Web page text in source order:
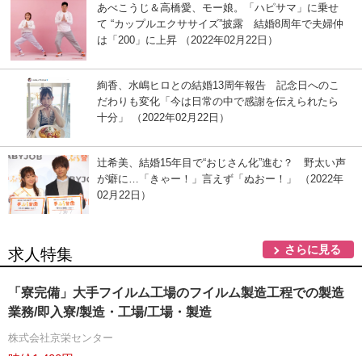
あべこうじ＆高橋愛、モー娘。「ハピサマ」に乗せ
て “カップルエクササイズ”披露 結婚8周年で夫婦仲
は「200」に上昇 （2022年02月22日）
絢香、水嶋ヒロとの結婚13周年報告 記念日へのこ
だわりも変化「今は日常の中で感謝を伝えられたら
十分」 （2022年02月22日）
辻希美、結婚15年目で“おじさん化”進む？ 野太い声
が癖に…「きゃー！」言えず「ぬおー！」 （2022年
02月22日）
求人特集 さらに見る
「寮完備」大手フイルム工場のフイルム製造工程での製造
業務/即入寮/製造・工場/工場・製造
株式会社京栄センター